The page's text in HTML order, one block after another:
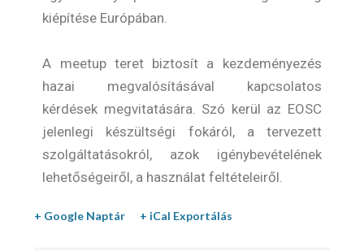
kiépítése Európában.
A meetup teret biztosít a kezdeményezés
hazai megvalósításával kapcsolatos
kérdések megvitatására. Szó kerül az EOSC
jelenlegi készültségi fokáról, a tervezett
szolgáltatásokról, azok igénybevételének
lehetőségeiről, a használat feltételeiről.
+ Google Naptár + iCal Exportálás